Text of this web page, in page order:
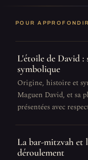
POUR APPROFONDIR
L'étoile de David
symbolique
Origine, histoire et
Maguen David, et sa
présentées avec
La bar-mitzvah et
déroulement